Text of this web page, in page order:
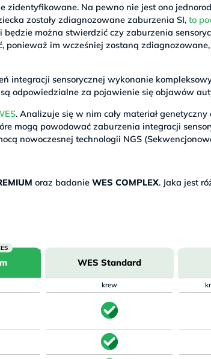
zidentyfikowane. Na pewno nie jest ono
zostały zdiagnozowane zaburzenia SI,to
można stwierdzić czy zaburzenia
ponieważ im wcześniej zostaną
integracji sensorycznej wykonanie
odpowiedzialne za pojawienie się objawów
. Analizuje się w nim cały materiał genetyczny
mogą powodować zaburzenia integracji
nowoczesnej technologii NGS
oraz badanie WES COMPLEX. Jaka jest
WES Standard
krew